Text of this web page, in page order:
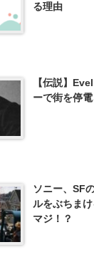
る理由
【伝説】
ーで街を停
ソニー、SF
ルをぶちま
マジ！？